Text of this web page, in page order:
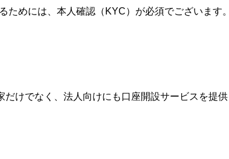
ためには、本人確認（KYC）が必須でございま
だけでなく、法人向けにも口座開設サービスを